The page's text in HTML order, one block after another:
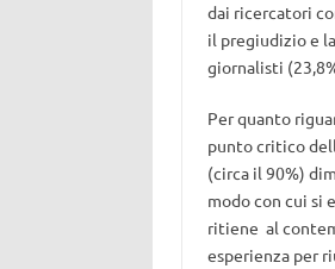
dai ricercatori
il pregiudizio e
giornalisti
Per quanto
punto critico
(circa il 90%)
modo con cui si
ritiene al
esperienza per